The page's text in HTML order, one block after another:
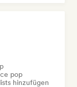
pop
hinzufügen